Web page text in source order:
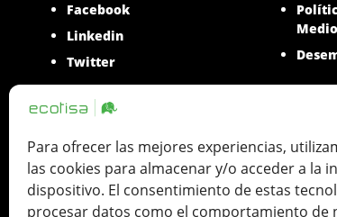
Para ofrecer las mejores experiencias,
las cookies para almacenar y/o acceder a la
dispositivo. El consentimiento de estas
procesar datos como el comportamiento de
Facebook
Linkedin
Twitter
Ecotisa una Tinta de
de ICEX, así como con la